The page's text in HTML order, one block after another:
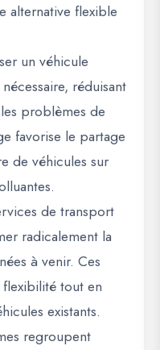
alternative flexible
un véhicule
réduisant
problèmes de
favorise le partage
de véhicules sur
de transport
radicalement la
à venir. Ces
tout en
existants.
regroupent